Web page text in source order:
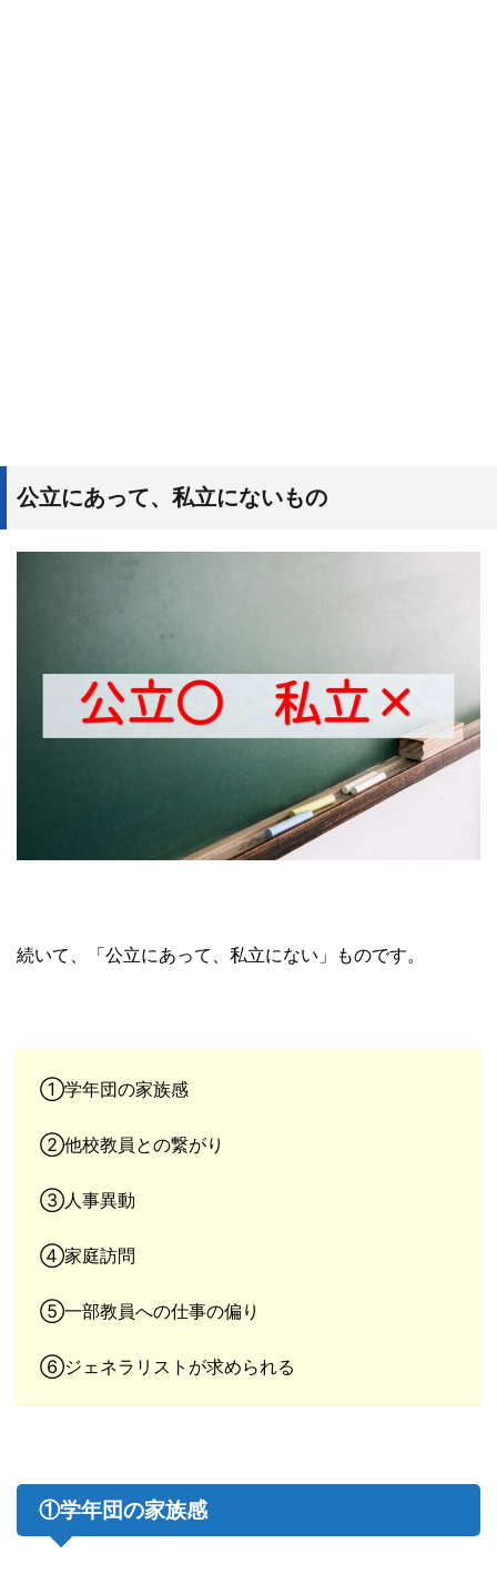
公立にあって、私立にないもの
続いて、「公立にあって、私立にない」ものです。
①学年団の家族感
②他校教員との繋がり
③人事異動
④家庭訪問
⑤一部教員への仕事の偏り
⑥ジェネラリストが求められる
①学年団の家族感